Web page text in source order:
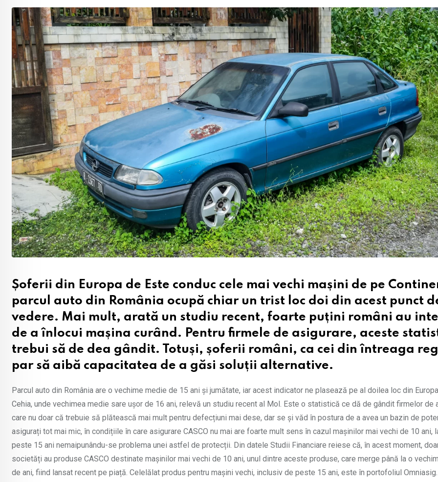
Șoferii din Europa de Este conduc cele mai vechi mașini de pe
parcul auto din România ocupă chiar un trist loc doi din acest punct
vedere. Mai mult, arată un studiu recent, foarte puțini români au
de a înlocui mașina curând. Pentru firmele de asigurare, aceste
trebui să de dea gândit. Totuși, șoferii români, ca cei din întreaga
par să aibă capacitatea de a găsi soluții alternative.
Parcul auto din România are o vechime medie de 15 ani și jumătate, iar acest indicator ne plasează pe al doilea loc din
Cehia, unde vechimea medie sare ușor de 16 ani, relevă un studiu recent al Mol. Este o statistică ce dă de gândit firmelor de
care nu doar că trebuie să plătească mai mult pentru defecțiuni mai dese, dar se și văd în postura de a avea un bazin de
asigurați tot mai mic, în condițiile în care asigurare CASCO nu mai are foarte mult sens în cazul mașinilor mai vechi de 10 ani,
peste 15 ani nemaipunându-se problema unei astfel de protecții. Din datele Studii Financiare reiese că, în acest moment,
societăți au produse CASCO destinate mașinilor mai vechi de 10 ani, unul dintre aceste produse, care merge până la o
de ani, fiind lansat recent pe piață. Celelălat produs pentru mașini vechi, inclusiv de peste 15 ani, este în portofoliul Omniasig.